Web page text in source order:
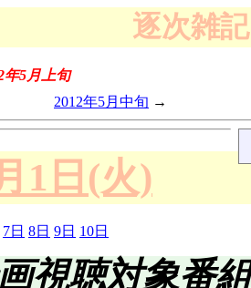
逐次雑
年5月上旬
2012年5月中旬
1日(火)
7日 8日 9日 10日
視聴対象番組